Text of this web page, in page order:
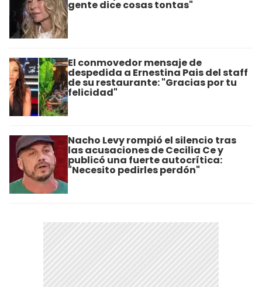
gente dice cosas tontas"
El conmovedor mensaje de
despedida a Ernestina Pais del staff
de su restaurante: "Gracias por tu
felicidad"
Nacho Levy rompió el silencio tras
las acusaciones de Cecilia Ce y
publicó una fuerte autocrítica:
"Necesito pedirles perdón"